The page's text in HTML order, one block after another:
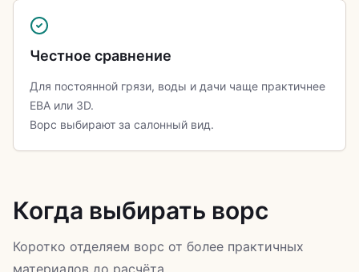
Честное сравнение
Для постоянной грязи, воды и дачи чаще практичнее
ЕВА или 3D.
Ворс выбирают за салонный вид.
Когда выбирать ворс
Коротко отделяем ворс от более практичных
материалов до расчёта.